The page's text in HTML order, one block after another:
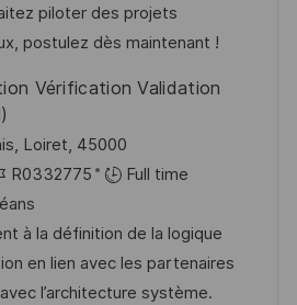
piloter des projets
postulez dès maintenant !
Vérification Validation
Loiret, 45000
R0332775
Full time
à la définition de la logique
en lien avec les partenaires
l’architecture système.